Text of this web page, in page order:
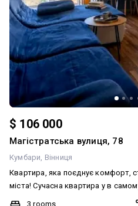
$ 106 000
Магістратська вулиця, 78
Кумбари Вінниця
Квартира, яка поєднує комфорт,
міста! Сучасна квартира у в
цегляному будинку. Це ідеальний
3 rooms